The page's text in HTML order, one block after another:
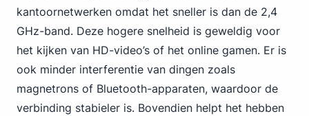
kantoornetwerken omdat het sneller is dan de 2,4
GHz-band. Deze hogere snelheid is geweldig voor
het kijken van HD-video’s of het online gamen. Er is
ook minder interferentie van dingen zoals
magnetrons of Bluetooth-apparaten, waardoor de
verbinding stabieler is. Bovendien helpt het hebben